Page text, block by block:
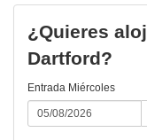
¿Quieres
Dartford?
Entrada Miércoles